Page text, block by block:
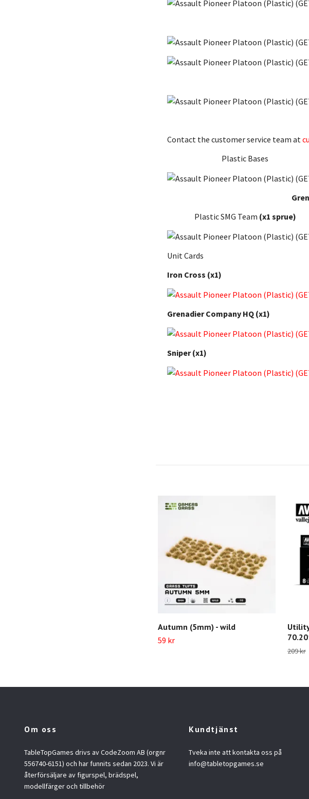
Contact the customer service team at
Plastic Bases
Plastic SMG Team (x1 sprue)
Unit Cards
Iron Cross (x1)
Grenadier Company HQ (x1)
Sniper (x1)
Autumn (5mm) - wild
59 kr
209 kr
Om oss
TableTopGames drivs av CodeZoom AB (orgnr
556740-6151) och har funnits sedan 2023. Vi är
återförsäljare av figurspel, brädspel,
modellfärger och tillbehör
Kundtjänst
Tveka inte att kontakta oss på
info@tabletopgames.se